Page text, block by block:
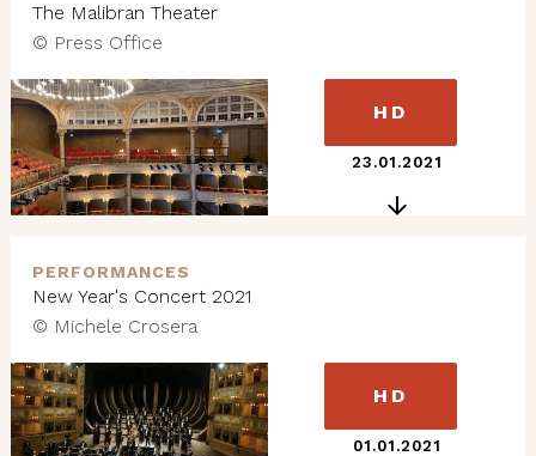
The Malibran Theater
© Press Office
HD
23.01.2021
PERFORMANCES
New Year's Concert 2021
© Michele Crosera
HD
01.01.2021